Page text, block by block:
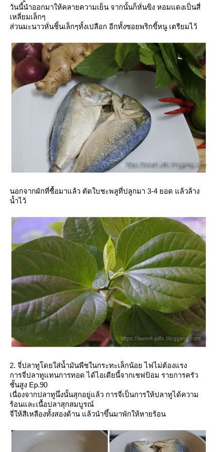
วันนี้นำออกมาให้คลายความเย็น จากนั้นก็หั่นขิง หอมแดงเป็นสี่
เหลี่ยมเล็กๆ
ส่วนมะนาวหั่นชิ้นเล็กๆทั้งเปลือก อีกทั้งซอยพริกขี้หนู เตรียมไว้
นอกจากผักที่ซื้อมาแล้ว ตัดใบชะพลูที่ปลูกมา 3-4 ยอด แล้วล้าง
น้ำไว้
2. จี่ปลาทูโดยใส่น้ำมันพืชในกระทะเล็กน้อย ไฟไม่ต้องแรง
การจี่ปลาทูแทนการทอด ได้ไอเดียนี้จากเชฟป้อม รายการครัว
ชั้นสูง Ep.90
เนื่องจากปลาทูนึ่งนั้นสุกอยู่แล้ว การจี่เป็นการให้ปลาทูได้ความ
ร้อนและเนื้อปลาสุกสมบูรณ์
จี่ให้สีเหลืองทั้งสองด้าน แล้วนำขึ้นมาพักให้หายร้อน